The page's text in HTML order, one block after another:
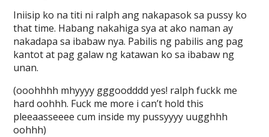
Iniisip ko na titi ni ralph ang nakapasok sa pussy ko
that time. Habang nakahiga sya at ako naman ay
nakadapa sa ibabaw nya. Pabilis ng pabilis ang pag
kantot at pag galaw ng katawan ko sa ibabaw ng
unan.
(ooohhhh mhyyyy gggoodddd yes! ralph fuckk me
hard oohhh. Fuck me more i can’t hold this
pleeaasseeee cum inside my pussyyyy uugghhh
oohhh)